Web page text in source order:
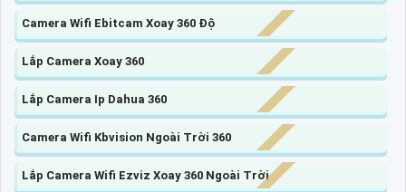
Camera Wifi Ebitcam Xoay 360 Độ
Lắp Camera Xoay 360
Lắp Camera Ip Dahua 360
Camera Wifi Kbvision Ngoài Trời 360
Lắp Camera Wifi Ezviz Xoay 360 Ngoài Trời